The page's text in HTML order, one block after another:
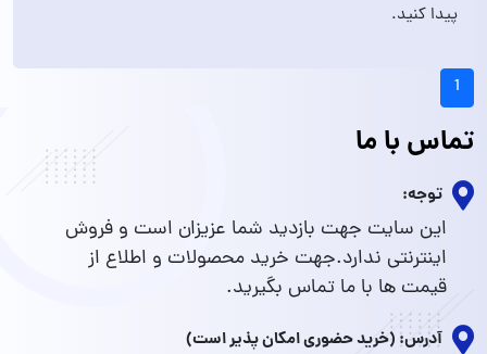
پیدا کنید.
1
تماس با ما
توجه:
این سایت جهت بازدید شما عزیزان است و فروش
اینترنتی ندارد.جهت خرید محصولات و اطلاع از
قیمت ها با ما تماس بگیرید.
آدرس: (خرید حضوری امکان پذیر است)